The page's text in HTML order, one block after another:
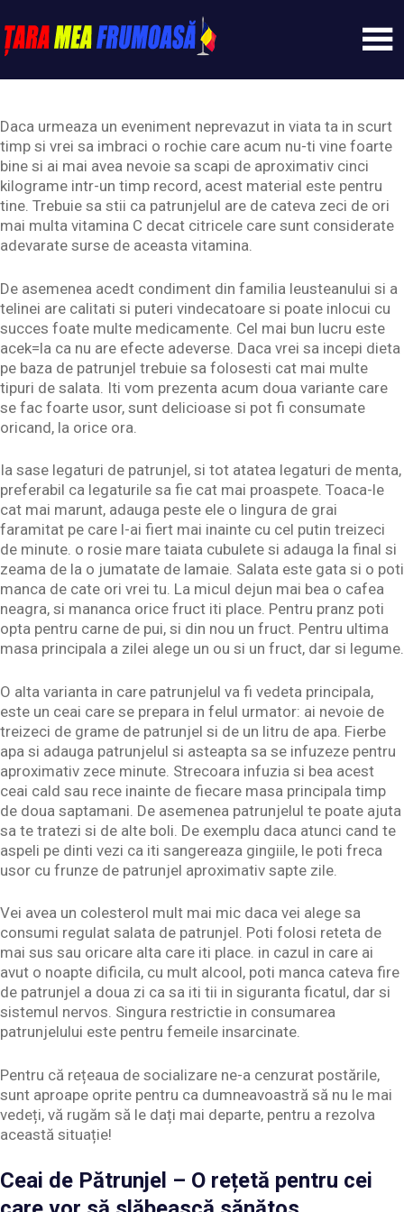
to
content
Tarameafrumoasa
Daca urmeaza un eveniment neprevazut in viata ta in scurt
timp si vrei sa imbraci o rochie care acum nu-ti vine foarte
bine si ai mai avea nevoie sa scapi de aproximativ cinci
kilograme intr-un timp record, acest material este pentru
tine. Trebuie sa stii ca patrunjelul are de cateva zeci de ori
mai multa vitamina C decat citricele care sunt considerate
adevarate surse de aceasta vitamina.
De asemenea acedt condiment din familia leusteanului si a
telinei are calitati si puteri vindecatoare si poate inlocui cu
succes foate multe medicamente. Cel mai bun lucru este
acek=la ca nu are efecte adeverse. Daca vrei sa incepi dieta
pe baza de patrunjel trebuie sa folosesti cat mai multe
tipuri de salata. Iti vom prezenta acum doua variante care
se fac foarte usor, sunt delicioase si pot fi consumate
oricand, la orice ora.
Ia sase legaturi de patrunjel, si tot atatea legaturi de menta,
preferabil ca legaturile sa fie cat mai proaspete. Toaca-le
cat mai marunt, adauga peste ele o lingura de grai
faramitat pe care l-ai fiert mai inainte cu cel putin treizeci
de minute. o rosie mare taiata cubulete si adauga la final si
zeama de la o jumatate de lamaie. Salata este gata si o poti
manca de cate ori vrei tu. La micul dejun mai bea o cafea
neagra, si mananca orice fruct iti place. Pentru pranz poti
opta pentru carne de pui, si din nou un fruct. Pentru ultima
masa principala a zilei alege un ou si un fruct, dar si legume.
O alta varianta in care patrunjelul va fi vedeta principala,
este un ceai care se prepara in felul urmator: ai nevoie de
treizeci de grame de patrunjel si de un litru de apa. Fierbe
apa si adauga patrunjelul si asteapta sa se infuzeze pentru
aproximativ zece minute. Strecoara infuzia si bea acest
ceai cald sau rece inainte de fiecare masa principala timp
de doua saptamani. De asemenea patrunjelul te poate ajuta
sa te tratezi si de alte boli. De exemplu daca atunci cand te
aspeli pe dinti vezi ca iti sangereaza gingiile, le poti freca
usor cu frunze de patrunjel aproximativ sapte zile.
Vei avea un colesterol mult mai mic daca vei alege sa
consumi regulat salata de patrunjel. Poti folosi reteta de
mai sus sau oricare alta care iti place. in cazul in care ai
avut o noapte dificila, cu mult alcool, poti manca cateva fire
de patrunjel a doua zi ca sa iti tii in siguranta ficatul, dar si
sistemul nervos. Singura restrictie in consumarea
patrunjelului este pentru femeile insarcinate.
Pentru că rețeaua de socializare ne-a cenzurat postările,
sunt aproape oprite pentru ca dumneavoastră să nu le mai
vedeți, vă rugăm să le dați mai departe, pentru a rezolva
această situație!
Ceai de Pătrunjel – O rețetă pentru cei